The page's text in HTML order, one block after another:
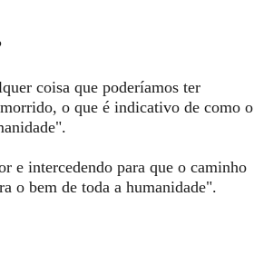
coisa que poderíamos ter
o que é indicativo de como o
e intercedendo para que o caminho
o bem de toda a humanidade".